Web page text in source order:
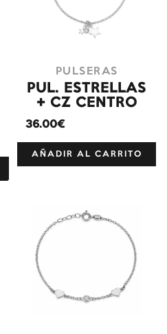
PULSERAS
PUL. ESTRELLAS
+ CZ CENTRO
36.00€
AÑADIR AL CARRITO